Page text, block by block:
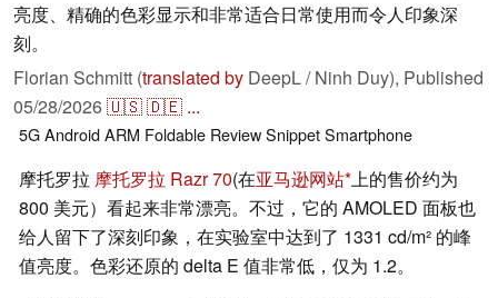
亮度、精确的色彩显示和非常适合日常使用而令人印象深
刻。
Florian Schmitt (translated by DeepL / Ninh Duy), Published
05/28/2026🇺🇸🇩🇪 ...
5GAndroidARM Foldable Review SnippetSmartphone
摩托罗拉 摩托罗拉 Razr 70(在亚马逊网站 上的售价约为
800 美元）看起来非常漂亮。不过，它的 AMOLED 面板也
给人留下了深刻印象，在实验室中达到了 1331 cd/m² 的峰
值亮度。色彩还原的 delta E 值非常低，仅为 1.2。